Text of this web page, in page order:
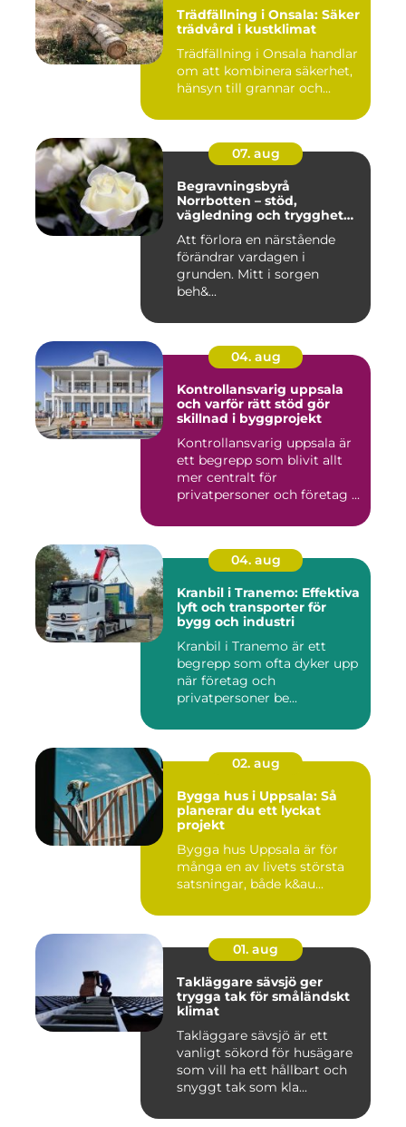
Trädfällning i Onsala: Säker
trädvård i kustklimat
Trädfällning i Onsala handlar
om att kombinera säkerhet,
hänsyn till grannar och...
07. aug
Begravningsbyrå
Norrbotten – stöd,
vägledning och trygghet
Att förlora en närstående
förändrar vardagen i
grunden. Mitt i sorgen
beh&...
04. aug
Kontrollansvarig uppsala
och varför rätt stöd gör
skillnad i byggprojekt
Kontrollansvarig uppsala är
ett begrepp som blivit allt
mer centralt för
privatpersoner och företag ...
04. aug
Kranbil i Tranemo: Effektiva
lyft och transporter för
bygg och industri
Kranbil i Tranemo är ett
begrepp som ofta dyker upp
när företag och
privatpersoner be...
02. aug
Bygga hus i Uppsala: Så
planerar du ett lyckat
projekt
Bygga hus Uppsala är för
många en av livets största
satsningar, både k&au...
01. aug
Takläggare sävsjö ger
trygga tak för småländskt
klimat
Takläggare sävsjö är ett
vanligt sökord för husägare
som vill ha ett hållbart och
snyggt tak som kla...